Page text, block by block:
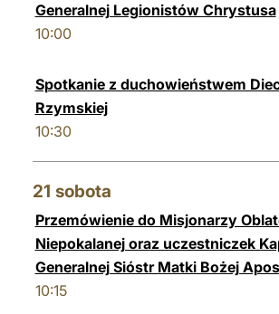
Generalnej Legionistów Chrystusa
10:00
Spotkanie z duchowieństwem
Rzymskiej
10:30
21 sobota
Przemówienie do Misjonarzy
Niepokalanej oraz uczestniczek
Generalnej Sióstr Matki Bożej
10:15